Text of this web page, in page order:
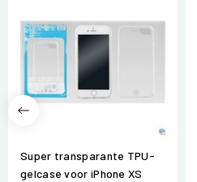
Super transparante TPU-
gelcase voor iPhone XS